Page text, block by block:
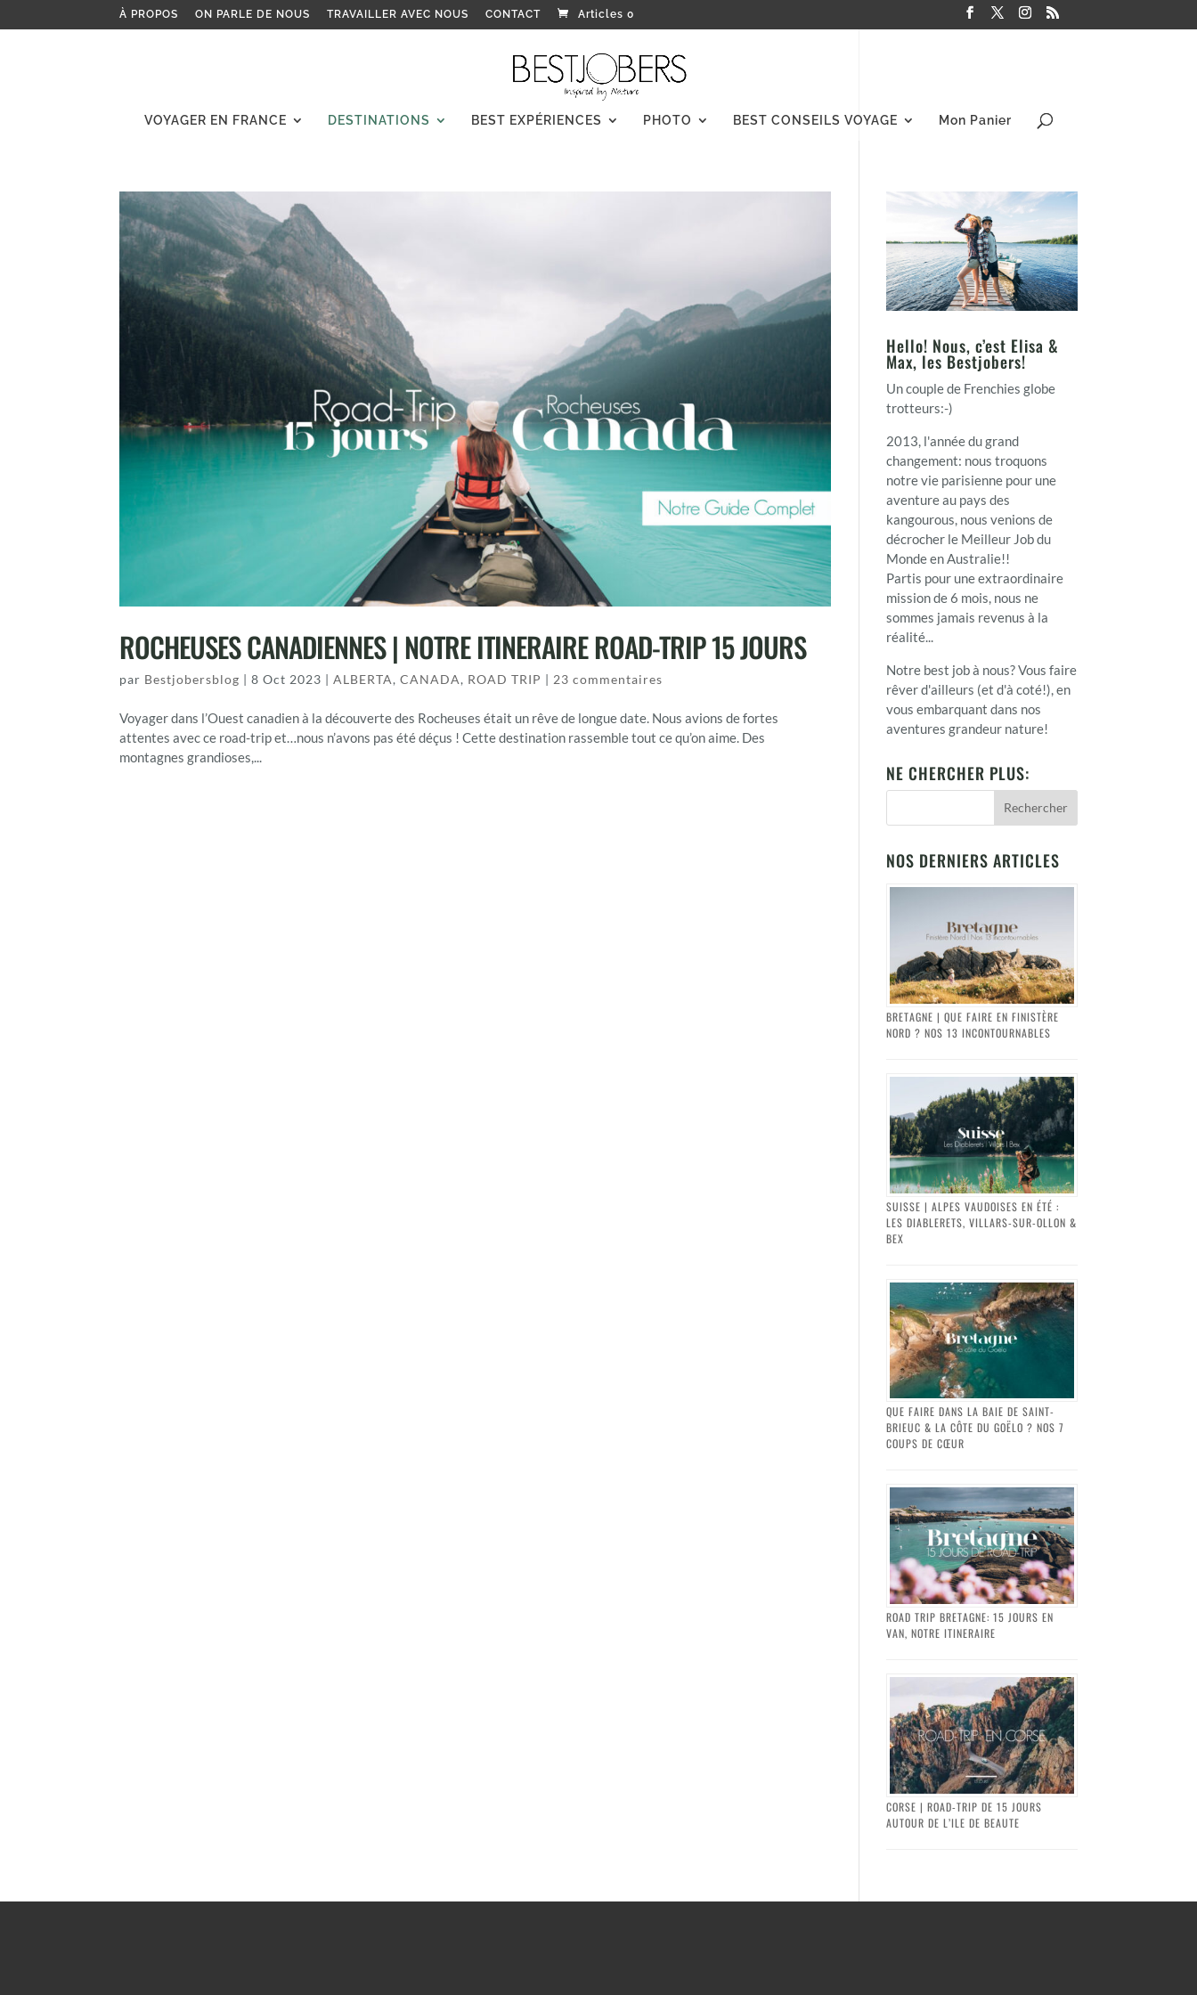
À PROPOS ON PARLE DE NOUS TRAVAILLER AVEC NOUS CONTACT Articles 0
VOYAGER EN FRANCE DESTINATIONS BEST EXPÉRIENCES PHOTO BEST CONSEILS VOYAGE Mon Panier
ROCHEUSES CANADIENNES | NOTRE ITINERAIRE ROAD-TRIP 15 JOURS
par Bestjobersblog |8 Oct 2023 |ALBERTA,CANADA, ROAD TRIP | 23 commentaires
Voyager dans l’Ouest canadien à la découverte des Rocheuses était un rêve de longue date. Nous avions de fortes
attentes avec ce road-trip et…nous n’avons pas été déçus ! Cette destination rassemble tout ce qu’on aime. Des
montagnes grandioses,...
Hello! Nous, c’est Elisa &
Max, les Bestjobers!
Un couple de Frenchies globe
trotteurs:-)
2013, l'année du grand
changement: nous troquons
notre vie parisienne pour une
aventure au pays des
kangourous, nous venions de
décrocher le Meilleur Job du
Monde en Australie!!
Partis pour une extraordinaire
mission de 6 mois, nous ne
sommes jamais revenus à la
réalité...
Notre best job à nous? Vous faire
rêver d'ailleurs (et d'à coté!), en
vous embarquant dans nos
aventures grandeur nature!
NE CHERCHER PLUS:
NOS DERNIERS ARTICLES
BRETAGNE | QUE FAIRE EN FINISTÈRE
NORD ? NOS 13 INCONTOURNABLES
SUISSE | ALPES VAUDOISES EN ÉTÉ :
LES DIABLERETS, VILLARS-SUR-OLLON &
BEX
QUE FAIRE DANS LA BAIE DE SAINT-
BRIEUC & LA CÔTE DU GOËLO ? NOS 7
COUPS DE CŒUR
ROAD TRIP BRETAGNE: 15 JOURS EN
VAN, NOTRE ITINERAIRE
CORSE | ROAD-TRIP DE 15 JOURS
AUTOUR DE L’ILE DE BEAUTE